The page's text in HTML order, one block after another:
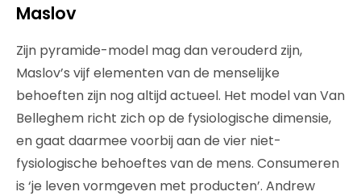
Maslov
Zijn pyramide-model mag dan verouderd zijn,
Maslov’s vijf elementen van de menselijke
behoeften zijn nog altijd actueel. Het model van Van
Belleghem richt zich op de fysiologische dimensie,
en gaat daarmee voorbij aan de vier niet-
fysiologische behoeftes van de mens. Consumeren
is ‘je leven vormgeven met producten’. Andrew